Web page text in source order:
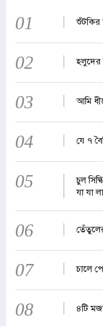
01 শুঁটকির
02 হলুদের
03 আমি
04 যে ৭
05
চুল
যা যা
06
07 চালে
08 ৪টি